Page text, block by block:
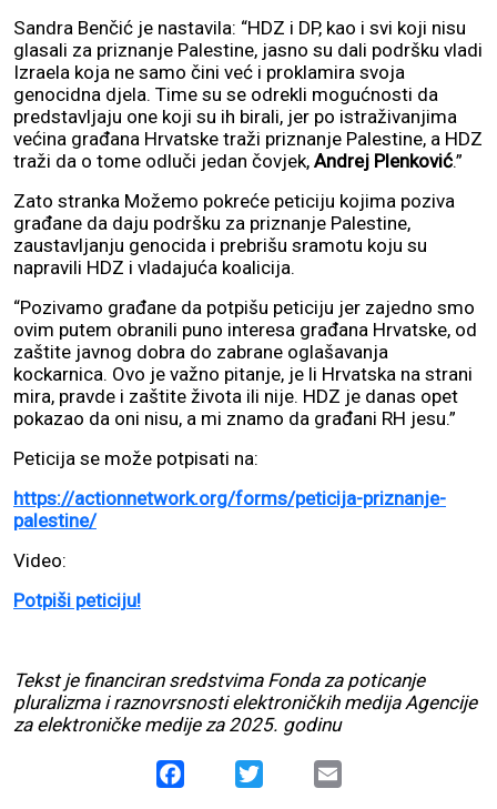
Sandra Benčić je nastavila: “HDZ i DP, kao i svi koji nisu
glasali za priznanje Palestine, jasno su dali podršku vladi
Izraela koja ne samo čini već i proklamira svoja
genocidna djela. Time su se odrekli mogućnosti da
predstavljaju one koji su ih birali, jer po istraživanjima
većina građana Hrvatske traži priznanje Palestine, a HDZ
traži da o tome odluči jedan čovjek, Andrej Plenković.”
Zato stranka Možemo pokreće peticiju kojima poziva
građane da daju podršku za priznanje Palestine,
zaustavljanju genocida i prebrišu sramotu koju su
napravili HDZ i vladajuća koalicija.
“Pozivamo građane da potpišu peticiju jer zajedno smo
ovim putem obranili puno interesa građana Hrvatske, od
zaštite javnog dobra do zabrane oglašavanja
kockarnica. Ovo je važno pitanje, je li Hrvatska na strani
mira, pravde i zaštite života ili nije. HDZ je danas opet
pokazao da oni nisu, a mi znamo da građani RH jesu.”
Peticija se može potpisati na:
https://actionnetwork.org/forms/peticija-priznanje-
palestine/
Video:
Potpiši peticiju!
Tekst je financiran sredstvima Fonda za poticanje
pluralizma i raznovrsnosti elektroničkih medija Agencije
za elektroničke medije za 2025. godinu
Facebook